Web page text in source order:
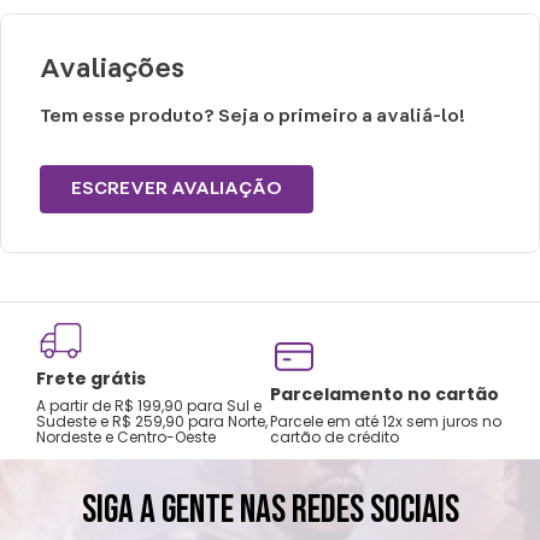
Yorkshire, Lhasa Apso, Schnauzer, Shitzu,
Tamanho M: Beagle, Bulldog Francês,
equivalentes.
Tamanho G/ GG: Boxer, Labrador, Bulldog
equivalentes.
Se você possui um SRD (Sem raça definida)
como são únicos, pedimos que escolha de
acordo com a raça que tenha o porte mais
Avaliações
Tem esse produto? Seja o primeiro a avaliá-lo!
ESCREVER AVALIAÇÃO
Frete grátis
A partir de R$ 199,90 para Sul e
Sudeste e R$ 259,90 para Norte,
Nordeste e Centro-Oeste
Parcelamento no cartão
Parcele em até 12x sem juros no
cartão de crédito
SIGA A GENTE NAS REDES SOCIAIS